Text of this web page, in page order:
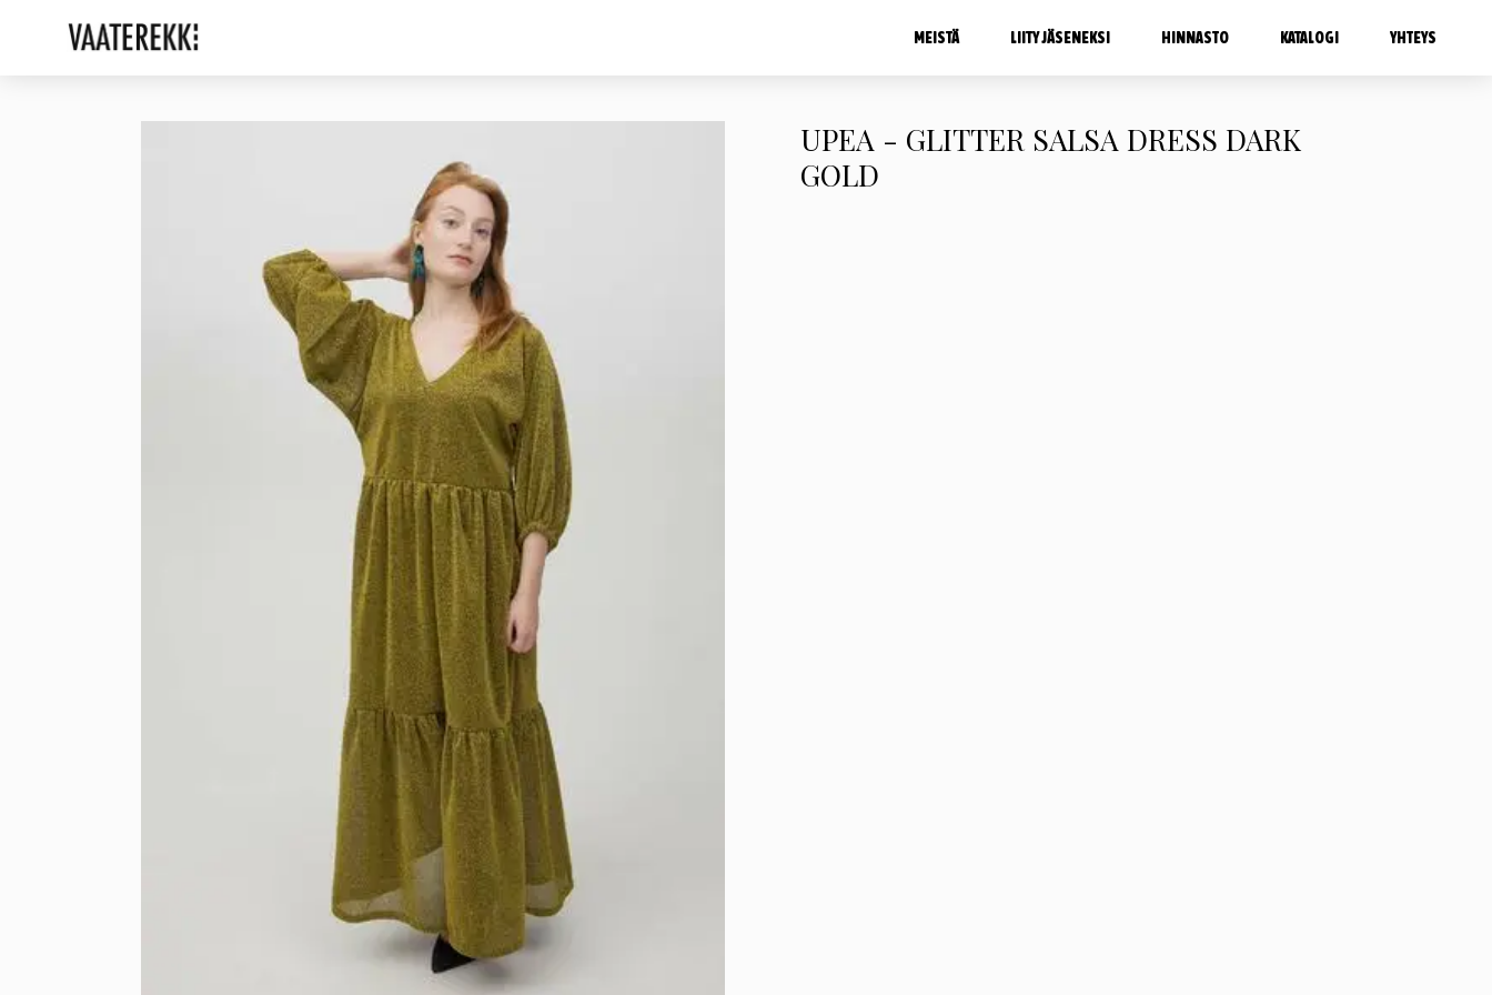
MEISTÄ LIITY JÄSENEKSI HINNASTO KATALOGI YHTEYS
UPEA - GLITTER SALSA DRESS DARK
GOLD